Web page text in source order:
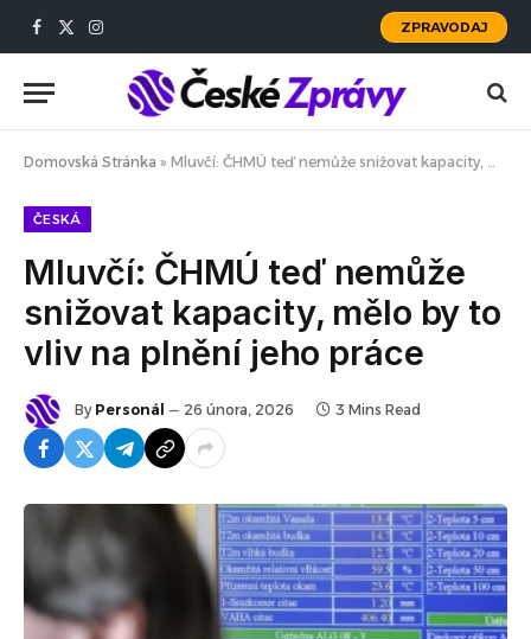
Facebook
X
Instagram
ZPRAVODAJ
Domovská Stránka » Mluvčí: ČHMÚ teď nemůže snižovat kapacity, mělo by to vliv na plnění jeho práce
ČESKÁ
Mluvčí: ČHMÚ teď nemůže
snižovat kapacity, mělo by to
vliv na plnění jeho práce
By Personál 26 února, 2026 3 Mins Read